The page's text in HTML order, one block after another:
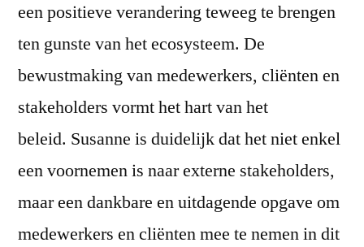
een positieve verandering teweeg te brengen
ten gunste van het ecosysteem. De
bewustmaking van medewerkers, cliënten en
stakeholders vormt het hart van het
beleid. Susanne is duidelijk dat het niet enkel
een voornemen is naar externe stakeholders,
maar een dankbare en uitdagende opgave om
medewerkers en cliënten mee te nemen in dit